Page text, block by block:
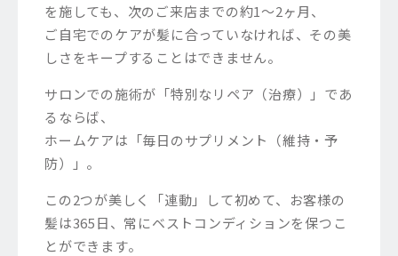
を施しても、次のご来店までの約1〜2ヶ月、
ご自宅でのケアが髪に合っていなければ、その美
しさをキープすることはできません。
サロンでの施術が「特別なリペア（治療）」であ
るならば、
ホームケアは「毎日のサプリメント（維持・予
防）」。
この2つが美しく「連動」して初めて、お客様の
髪は365日、常にベストコンディションを保つこ
とができます。